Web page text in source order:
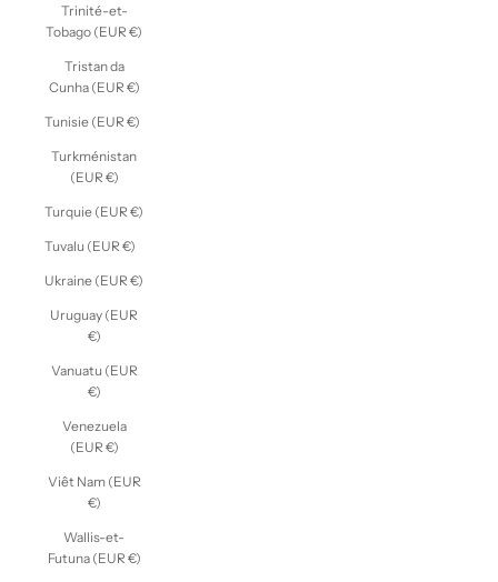
Trinité-et-
Tobago (EUR €)
Tristan da
Cunha (EUR €)
Tunisie (EUR €)
Turkménistan
(EUR €)
Turquie (EUR €)
Tuvalu (EUR €)
Ukraine (EUR €)
Uruguay (EUR
€)
Vanuatu (EUR
€)
Venezuela
(EUR €)
Viêt Nam (EUR
€)
Wallis-et-
Futuna (EUR €)